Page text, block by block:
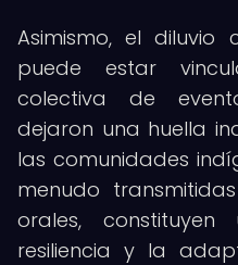
Asimismo, el diluvio
puede estar
colectiva de
dejaron una huella
las comunidades
menudo
orales,
resiliencia y la